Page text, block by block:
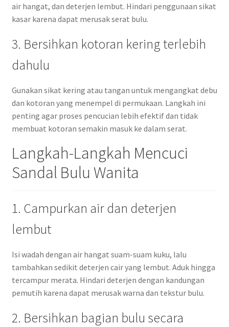
air hangat, dan deterjen lembut. Hindari penggunaan sikat
kasar karena dapat merusak serat bulu.
3. Bersihkan kotoran kering terlebih
dahulu
Gunakan sikat kering atau tangan untuk mengangkat debu
dan kotoran yang menempel di permukaan. Langkah ini
penting agar proses pencucian lebih efektif dan tidak
membuat kotoran semakin masuk ke dalam serat.
Langkah-Langkah Mencuci
Sandal Bulu Wanita
1. Campurkan air dan deterjen
lembut
Isi wadah dengan air hangat suam-suam kuku, lalu
tambahkan sedikit deterjen cair yang lembut. Aduk hingga
tercampur merata. Hindari deterjen dengan kandungan
pemutih karena dapat merusak warna dan tekstur bulu.
2. Bersihkan bagian bulu secara